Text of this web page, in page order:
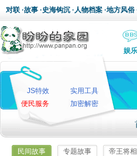
对联 ·故事 ·史海钩沉 ·人物档案 ·地方风俗
娱乐
JS特效
实用工具
便民服务
加密解密
民间故事 专题故事 帝王将相